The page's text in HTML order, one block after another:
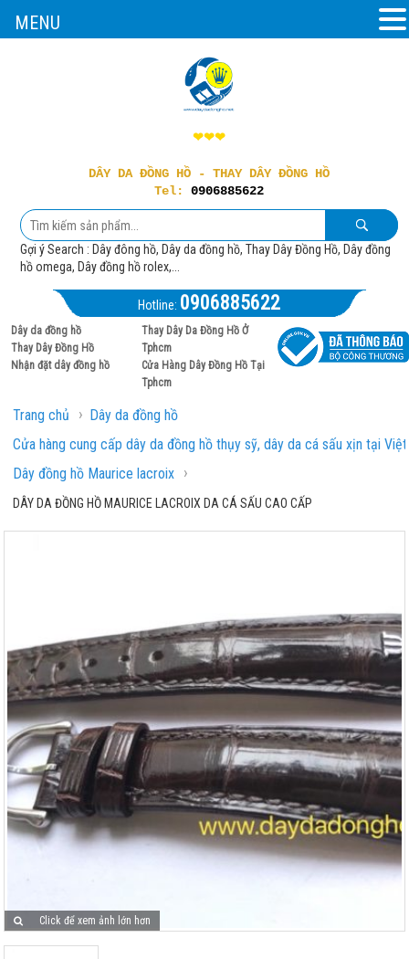
❤❤❤
DÂY DA ĐỒNG HỒ - THAY DÂY ĐỒNG HỒ
Tel: 0906885622
Gợi ý Search : Dây đông hồ, Dây da đồng hồ, Thay Dây Đồng Hồ, Dây đồng
hồ omega, Dây đồng hồ rolex,...
Hotline: 0906885622
Dây da đồng hồ
Thay Dây Đồng Hồ
Nhận đặt dây đồng hồ
Thay Dây Da Đồng Hồ Ở
Tphcm
Cửa Hàng Dây Đồng Hồ Tại
Tphcm
Trang chủ › Dây da đồng hồ
Cửa hàng cung cấp dây da đồng hồ thụy sỹ, dây da cá sấu xịn tại
Dây đồng hồ Maurice lacroix ›
DÂY DA ĐỒNG HỒ MAURICE LACROIX DA CÁ SẤU CAO CẤP
Click để xem ảnh lớn hơn
MENU